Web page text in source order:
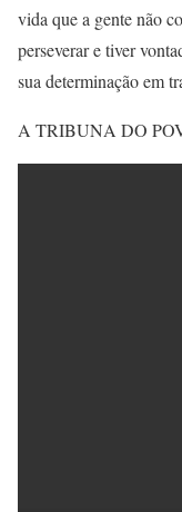
vida que a gente não
perseverar e tiver
sua determinação em
A TRIBUNA DO